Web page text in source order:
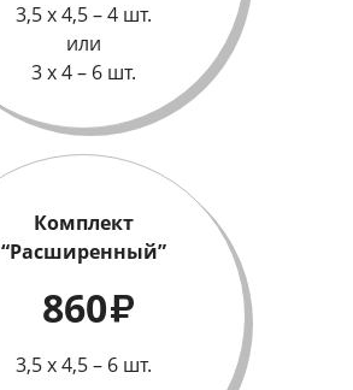
3,5 х 4,5 – 4 шт.
или
3 х 4 – 6 шт.
Комплект
“Расширенный”
860₽
3,5 х 4,5 – 6 шт.